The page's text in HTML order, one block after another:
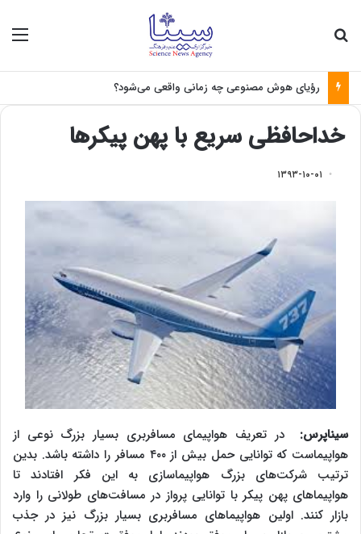
رؤیای هوش مصنوعی چه زمانی واقعی می‌شود؟
خداحافظی سریع با پهن پیکرها
۱۳۹۳-۱۰-۰۱
سیناپرس:
در تعریف هواپیمای مسافربری بسیار بزرگ نوعی از
هواپیماست که توانایی حمل بیش از ۴۰۰ مسافر را داشته باشد. بدین
ترتیب شرکت‌های بزرگ هواپیماسازی به این فکر افتادند تا
هواپیماهای پهن پیکر با توانایی پرواز در مسافت‌های طولانی را وارد
بازار کنند. اولین هواپیماهای مسافربری بسیار بزرگ نیز در جذب